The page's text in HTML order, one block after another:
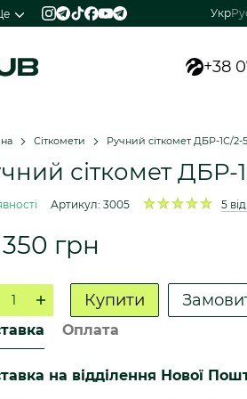
Укр
+38
Сіткомети Ручний сіткомет ДБР-1С/2-5
сіткомет ДБР-
Артикул: 3005 5
350 грн
Купити
Оплата
на відділення Нової